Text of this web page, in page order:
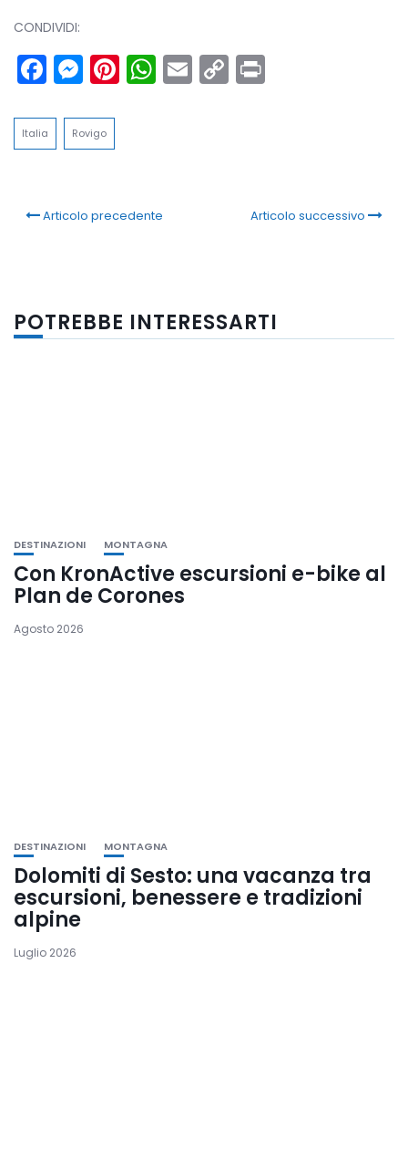
CONDIVIDI:
Facebook
Messenger
Pinterest
WhatsApp
Email
Copy
Link
Italia Rovigo
Articolo precedente Articolo successivo
POTREBBE INTERESSARTI
DESTINAZIONI MONTAGNA
Con KronActive escursioni e-bike al
Plan de Corones
Agosto 2026
DESTINAZIONI MONTAGNA
Dolomiti di Sesto: una vacanza tra
escursioni, benessere e tradizioni
alpine
Luglio 2026